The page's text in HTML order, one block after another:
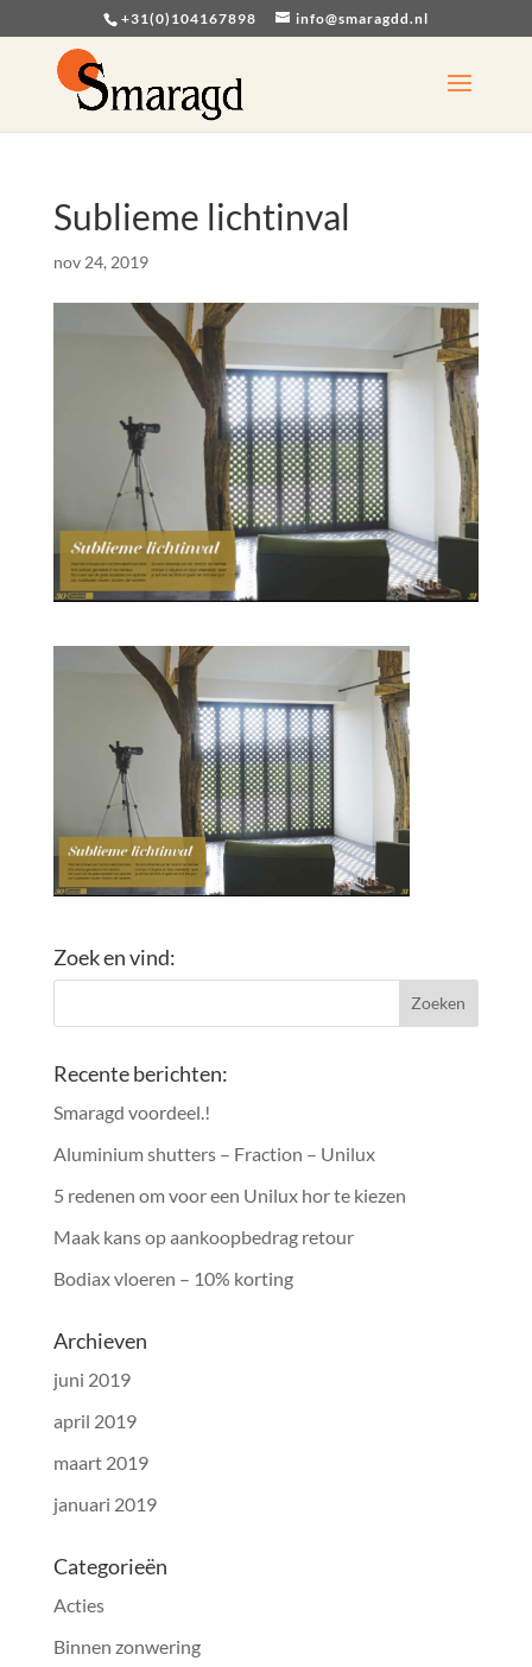
+31(0)104167898 info@smaragdd.nl
Sublieme lichtinval
nov 24, 2019
Zoek en vind:
Recente berichten:
Smaragd voordeel.!
Aluminium shutters – Fraction – Unilux
5 redenen om voor een Unilux hor te kiezen
Maak kans op aankoopbedrag retour
Bodiax vloeren – 10% korting
Archieven
juni 2019
april 2019
maart 2019
januari 2019
Categorieën
Acties
Binnen zonwering